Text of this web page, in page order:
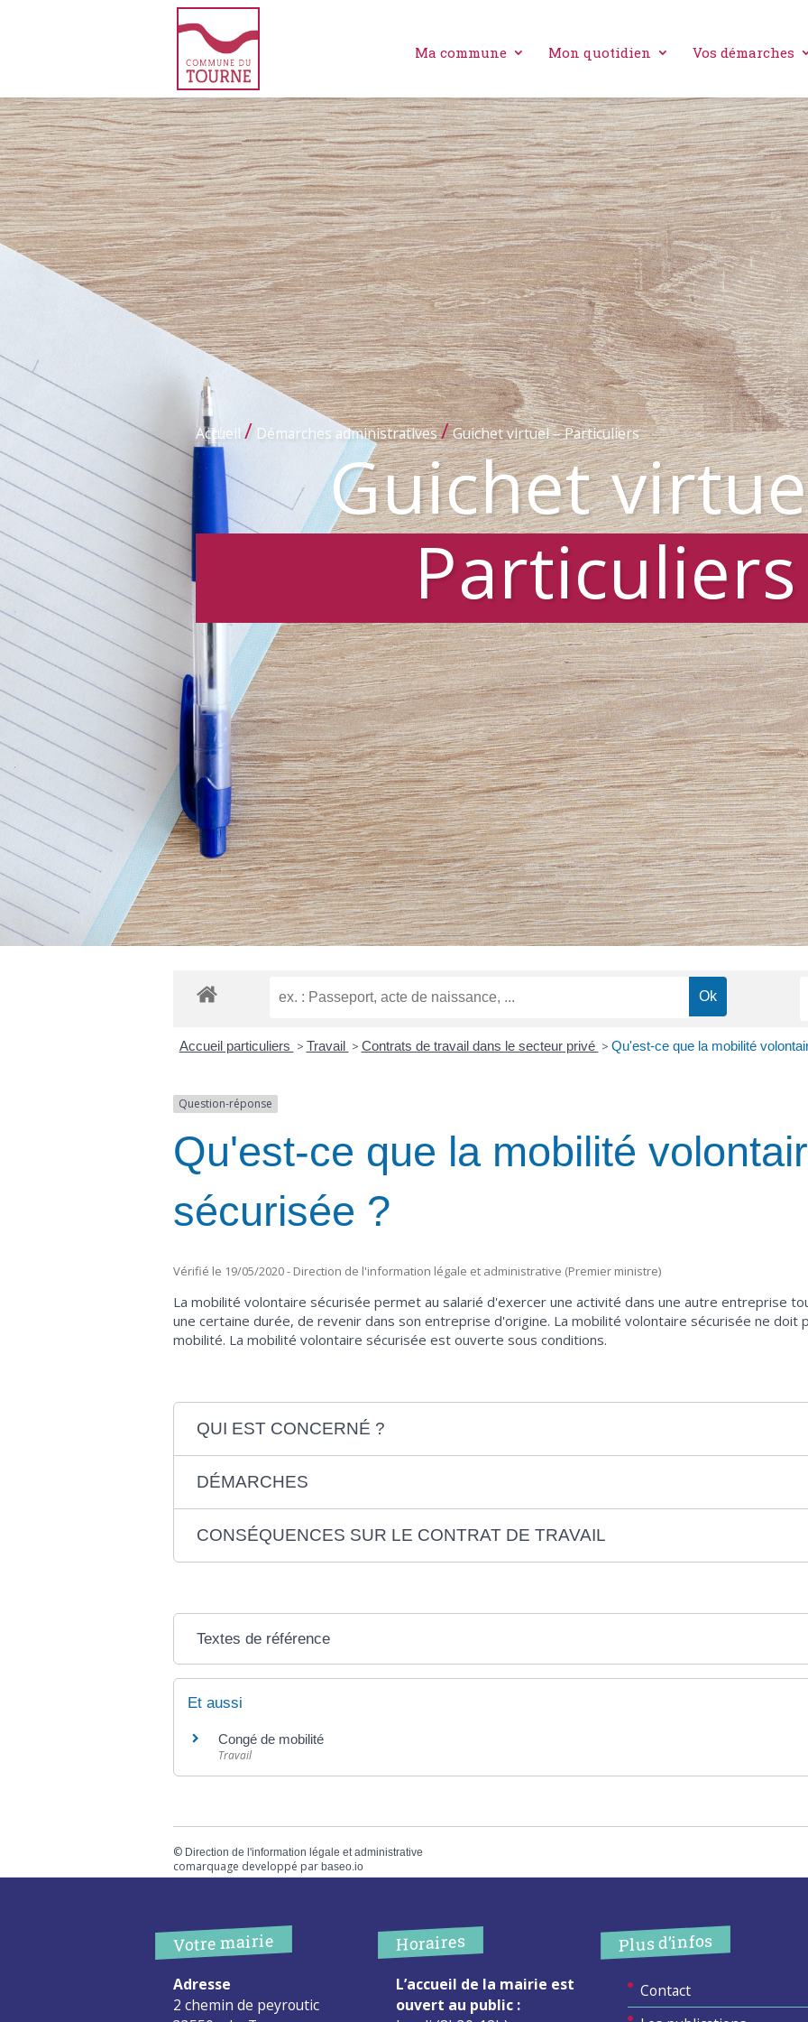
Ma commune Mon quotidien Vos démarches
Accueil / Démarches administratives/Guichet virtuel – Particuliers
Guichet
Particuliers
Accueil particuliers > Travail > Contrats de travail dans le secteur privé > Qu'est-ce que la mobilité
Question-réponse
Qu'est-ce que la mobilité
sécurisée ?
Vérifié le 19/05/2020 - Direction de l'information légale et administrative (Premier ministre)
La mobilité volontaire sécurisée permet au salarié d'exercer une activité dans une autre entreprise
une certaine durée, de revenir dans son entreprise d'origine. La mobilité volontaire sécurisée ne doit
mobilité. La mobilité volontaire sécurisée est ouverte sous conditions.
QUI EST CONCERNÉ ?
DÉMARCHES
CONSÉQUENCES SUR LE CONTRAT DE TRAVAIL
Textes de référence
Et aussi
Congé de mobilité
Travail
© Direction de l'information légale et administrative
comarquage developpé par baseo.io
Votre mairie
Adresse
2 chemin de peyroutic
Horaires
L’accueil de la mairie est
ouvert au public :
Plus d’infos
Contact